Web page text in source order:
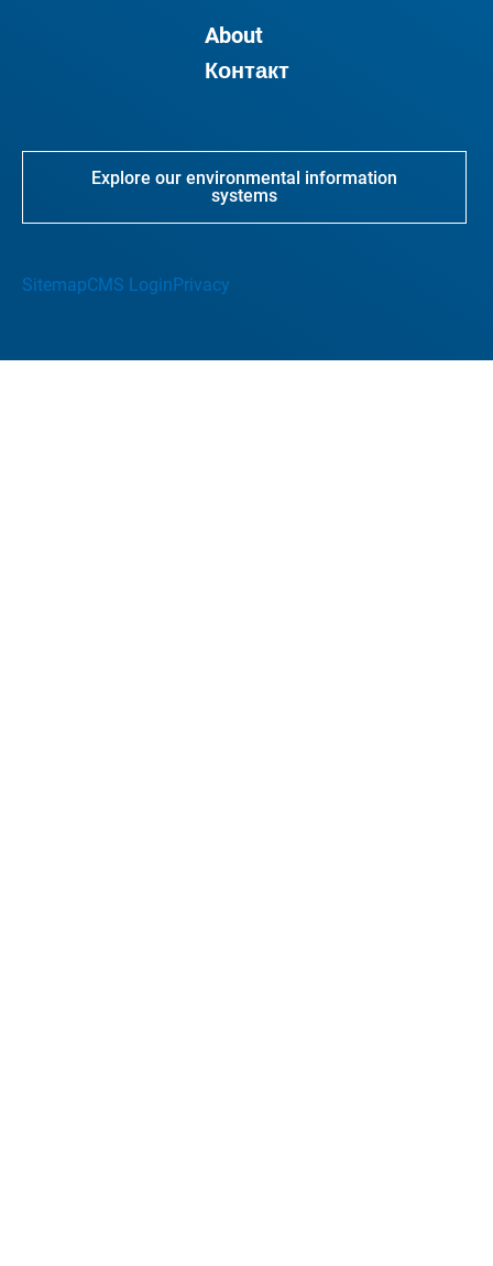
About
Контакт
Explore our environmental information
systems
SitemapCMS LoginPrivacy